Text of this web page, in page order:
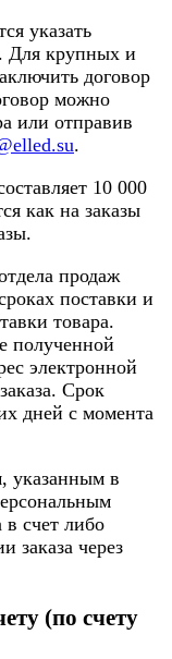
указать
Для крупных и
договор
можно
или отправив
.
10 000
как на заказы
продаж
поставки и
товара.
полученной
электронной
Срок
дней с момента
указанным в
счет либо
заказа через
(по счету